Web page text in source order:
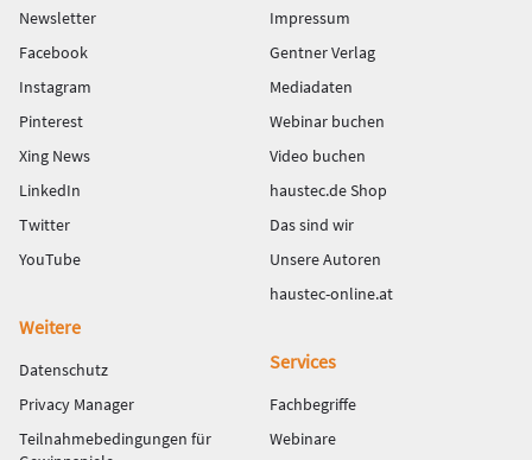
Newsletter
Facebook
Instagram
Pinterest
Xing News
LinkedIn
Twitter
YouTube
Impressum
Gentner Verlag
Mediadaten
Webinar buchen
Video buchen
haustec.de Shop
Das sind wir
Unsere Autoren
haustec-online.at
Weitere
Datenschutz
Privacy Manager
Teilnahmebedingungen für
Services
Fachbegriffe
Webinare